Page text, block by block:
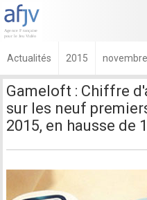
Actualités 2015 novembre
Gameloft : Chiffre
sur les neuf
2015, en hausse de